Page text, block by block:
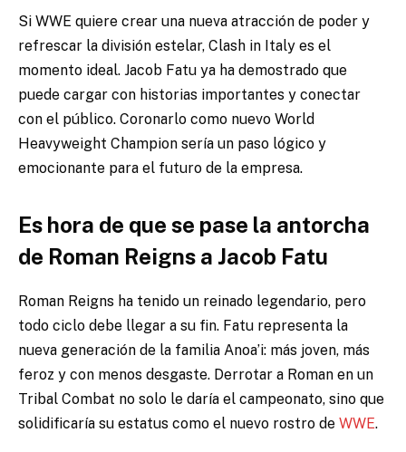
Si WWE quiere crear una nueva atracción de poder y
refrescar la división estelar, Clash in Italy es el
momento ideal. Jacob Fatu ya ha demostrado que
puede cargar con historias importantes y conectar
con el público. Coronarlo como nuevo World
Heavyweight Champion sería un paso lógico y
emocionante para el futuro de la empresa.
Es hora de que se pase la antorcha
de Roman Reigns a Jacob Fatu
Roman Reigns ha tenido un reinado legendario, pero
todo ciclo debe llegar a su fin. Fatu representa la
nueva generación de la familia Anoa’i: más joven, más
feroz y con menos desgaste. Derrotar a Roman en un
Tribal Combat no solo le daría el campeonato, sino que
solidificaría su estatus como el nuevo rostro de WWE.